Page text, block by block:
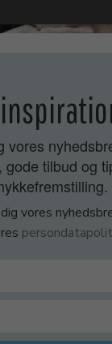
vores
gode tilbud og
vores